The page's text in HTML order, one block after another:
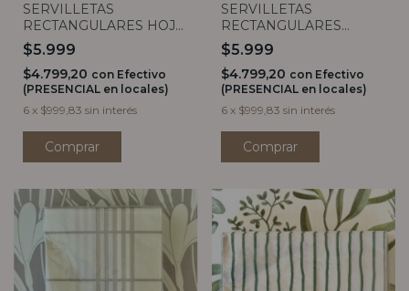
SERVILLETAS
RECTANGULARES HOJA
BLANCA X20
$5.999
$4.799,20 con Efectivo
(PRESENCIAL en locales)
6 x $999,83 sin interés
SERVILLETAS
RECTANGULARES
CUADROS BEIGE X20
$5.999
$4.799,20 con Efectivo
(PRESENCIAL en locales)
6 x $999,83 sin interés
Comprar